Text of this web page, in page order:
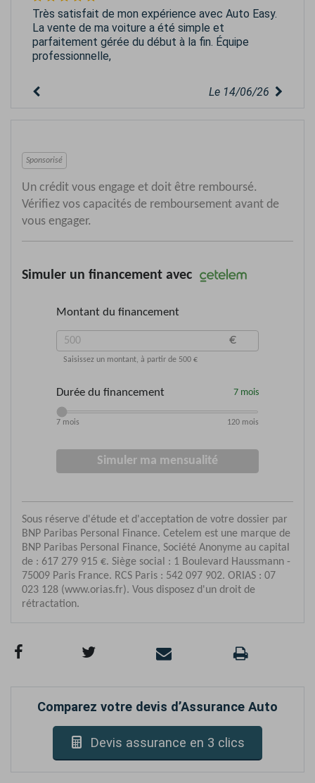
Très satisfait de mon expérience avec Auto Easy.
La vente de ma voiture a été simple et
parfaitement gérée du début à la fin. Équipe
professionnelle,
Le 14/06/26
Comparez votre devis d’Assurance Auto
Devis assurance en 3 clics